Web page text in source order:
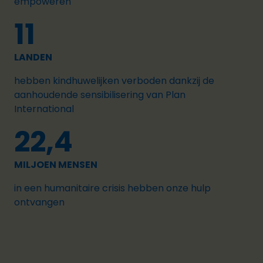
11
LANDEN
hebben kindhuwelijken verboden dankzij de
aanhoudende sensibilisering van Plan
International
22,4
MILJOEN MENSEN
in een humanitaire crisis hebben onze hulp
ontvangen